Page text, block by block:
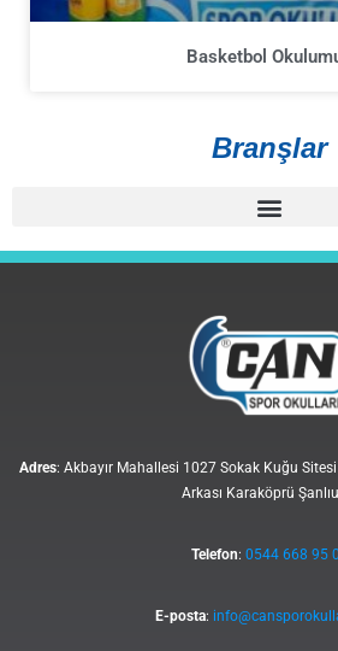
Basketbol
Branşlar
Adres: Akbayır Mahallesi 1027 Sokak Kuğu
Arkası Karaköprü
Telefon: 0544 668 95
E-posta: